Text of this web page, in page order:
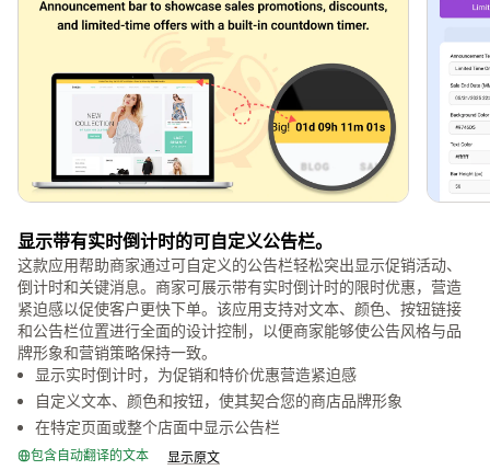
显示带有实时倒计时的可自定义公告栏。
这款应用帮助商家通过可自定义的公告栏轻松突出显示促销活动、
倒计时和关键消息。商家可展示带有实时倒计时的限时优惠，营造
紧迫感以促使客户更快下单。该应用支持对文本、颜色、按钮链接
和公告栏位置进行全面的设计控制，以便商家能够使公告风格与品
牌形象和营销策略保持一致。
显示实时倒计时，为促销和特价优惠营造紧迫感
自定义文本、颜色和按钮，使其契合您的商店品牌形象
在特定页面或整个店面中显示公告栏
包含自动翻译的文本 显示原文